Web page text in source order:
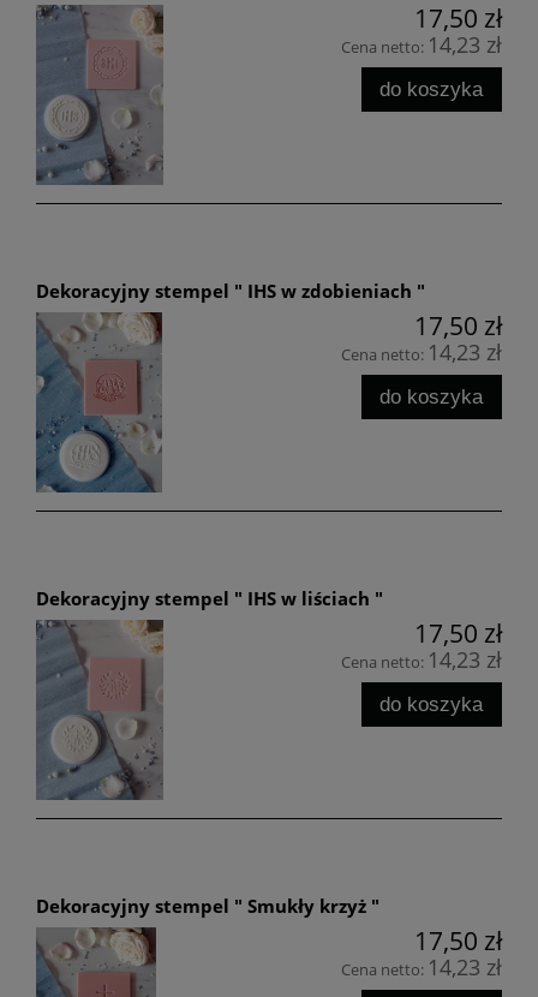
17,50 zł
Cena netto: 14,23 zł
do koszyka
Dekoracyjny stempel " IHS w zdobieniach "
17,50 zł
Cena netto: 14,23 zł
do koszyka
Dekoracyjny stempel " IHS w liściach "
17,50 zł
Cena netto: 14,23 zł
do koszyka
Dekoracyjny stempel " Smukły krzyż "
17,50 zł
Cena netto: 14,23 zł